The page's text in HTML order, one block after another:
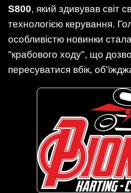
S800, який здивував світ
технологією керування.
особливістю новинки
"крабового ходу", що
пересуватися вбік,